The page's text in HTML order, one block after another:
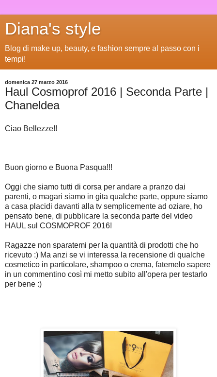
Diana's style
Blog di make up, beauty, e fashion sempre al passo con i
tempi!
domenica 27 marzo 2016
Haul Cosmoprof 2016 | Seconda Parte |
Chaneldea
Ciao Bellezze!!
Buon giorno e Buona Pasqua!!!
Oggi che siamo tutti di corsa per andare a pranzo dai
parenti, o magari siamo in gita qualche parte, oppure siamo
a casa placidi davanti alla tv semplicemente ad oziare, ho
pensato bene, di pubblicare la seconda parte del video
HAUL sul COSMOPROF 2016!
Ragazze non sparatemi per la quantità di prodotti che ho
ricevuto :) Ma anzi se vi interessa la recensione di qualche
cosmetico in particolare, shampoo o crema, fatemelo sapere
in un commentino così mi metto subito all'opera per testarlo
per bene :)